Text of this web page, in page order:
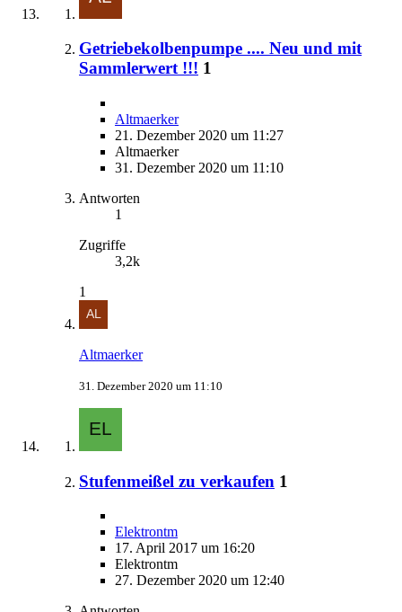
Getriebekolbenpumpe .... Neu und mit
Sammlerwert !!! 1
Altmaerker
21. Dezember 2020 um 11:27
Altmaerker
31. Dezember 2020 um 11:10
Antworten
1
Zugriffe
3,2k
1
Altmaerker
31. Dezember 2020 um 11:10
Stufenmeißel zu verkaufen 1
Elektrontm
17. April 2017 um 16:20
Elektrontm
27. Dezember 2020 um 12:40